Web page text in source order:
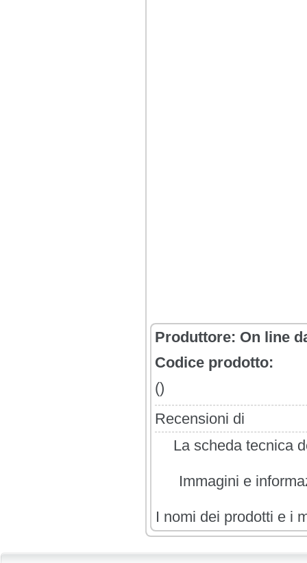
Produttore: On line
Codice prodotto:
()
Recensioni di
La scheda tecnica
Immagini e
I nomi dei prodotti e i